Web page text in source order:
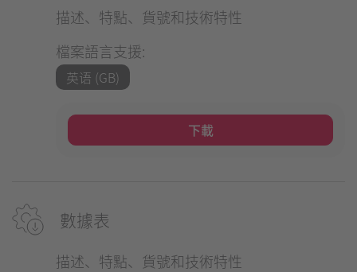
描述、特點、貨號和技術特性
檔案語言支援:
英语 (GB)
下載
數據表
描述、特點、貨號和技術特性